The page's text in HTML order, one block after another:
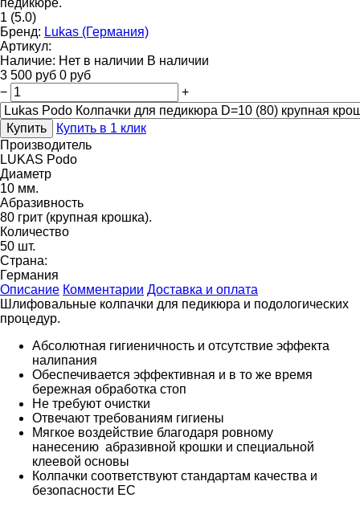
педикюре.
1 (5.0)
Бренд: Lukas (Германия)
Артикул:
Наличие: Нет в наличии В наличии
3 500 руб 0 руб
−
+
Купить
Купить в 1 клик
Производитель
LUKAS Podo
Диаметр
10 мм.
Абразивность
80 грит (крупная крошка).
Количество
50 шт.
Страна:
Германия
Описание Комментарии Доставка и оплата
Шлифовальные колпачки для педикюра и подологических
процедур.
Абсолютная гигиеничность и отсутствие эффекта
налипания
Обеспечивается эффективная и в то же время
бережная обработка стоп
Не требуют очистки
Отвечают требованиям гигиены
Мягкое воздействие благодаря ровному
нанесению абразивной крошки и специальной
клеевой основы
Колпачки соответствуют стандартам качества и
безопасности ЕС